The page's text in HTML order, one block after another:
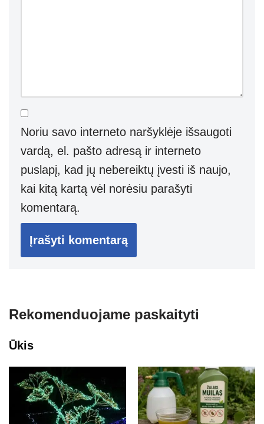
Noriu savo interneto naršyklėje išsaugoti
vardą, el. pašto adresą ir interneto
puslapį, kad jų nebereiktų įvesti iš naujo,
kai kitą kartą vėl norėsiu parašyti
komentarą.
Rekomenduojame paskaityti
Ūkis